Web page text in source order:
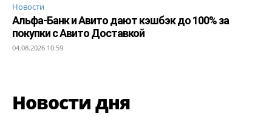
Новости
Альфа-Банк и Авито дают кэшбэк до 100% за
покупки с Авито Доставкой
04.08.2026 10:59
Новости дня